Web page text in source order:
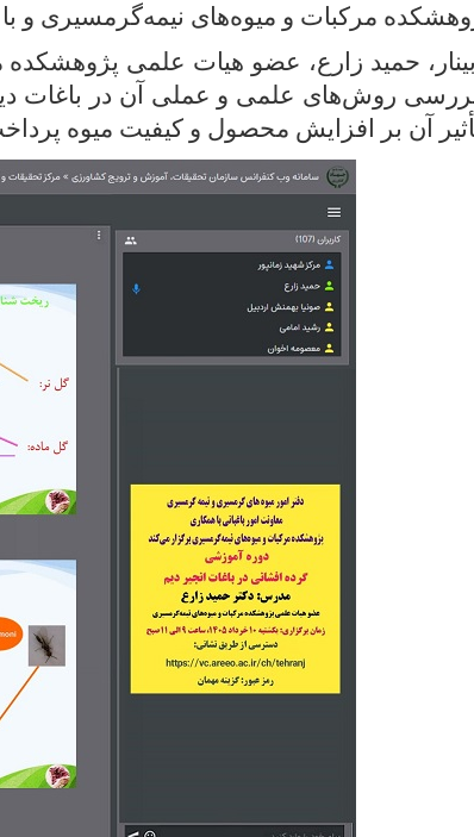
مرکبات و میوه‌های نیمه‌گرمسیری و
حمید زارع، عضو هیات علمی
بررسی روش‌های علمی و عملی آن در باغات
تأثیر آن بر افزایش محصول و کیفیت میوه